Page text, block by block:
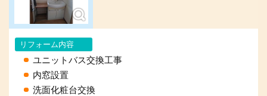
リフォーム内容
ユニットバス交換工事
内窓設置
洗面化粧台交換